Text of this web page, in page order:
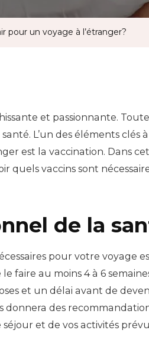
pour un voyage à l’étranger?
et passionnante.
L’un des éléments clés
est la vaccination. Dans
quels vaccins sont
de la
pour votre voyage
faire au moins 4 à 6
et un délai avant de
des
et de vos activités